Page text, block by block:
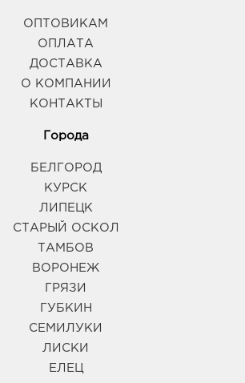
ОПТОВИКАМ
ОПЛАТА
ДОСТАВКА
О КОМПАНИИ
КОНТАКТЫ
Города
БЕЛГОРОД
КУРСК
ЛИПЕЦК
СТАРЫЙ ОСКОЛ
ТАМБОВ
ВОРОНЕЖ
ГРЯЗИ
ГУБКИН
СЕМИЛУКИ
ЛИСКИ
ЕЛЕЦ